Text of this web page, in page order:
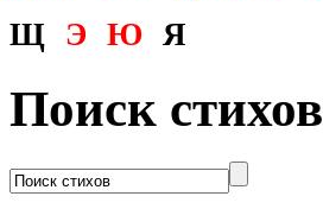
Щ
Э Ю Я
Поиск стихов